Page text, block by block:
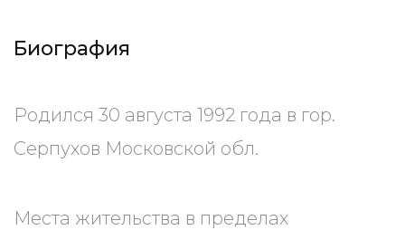
Биография
Родился 30 августа 1992 года в гор.
Серпухов Московской обл.
Места жительства в пределах